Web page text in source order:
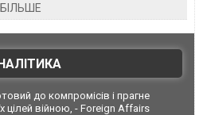
БІЛЬШЕ
до компромісів і прагне
цілей війною, - Foreign Affairs